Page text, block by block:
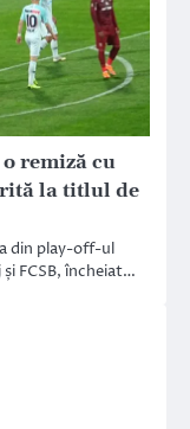
remiză cu
la titlul de
din play-off-ul
FCSB, încheiat…